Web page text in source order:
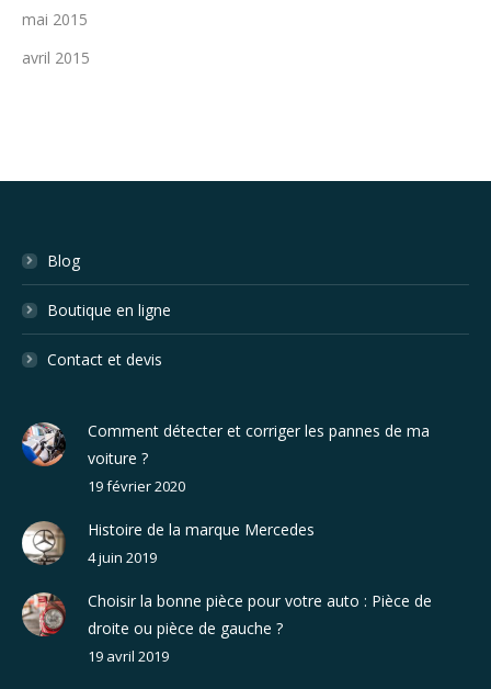
mai 2015
avril 2015
Blog
Boutique en ligne
Contact et devis
Comment détecter et corriger les pannes de ma
voiture ?
19 février 2020
Histoire de la marque Mercedes
4 juin 2019
Choisir la bonne pièce pour votre auto : Pièce de
droite ou pièce de gauche ?
19 avril 2019